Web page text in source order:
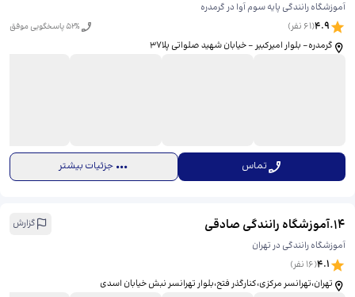
آموزشگاه رانندگی پایه سوم آوا در گرمدره
4.9
(
61 نفر) 52% پاسخگویی موفق
گرمدره- بلوار امیرکبیر - خیابان شهید صلواتی پلا37
تماس جزئیات بیشتر
14
.آموزشگاه رانندگی صادقی
گزارش
آموزشگاه رانندگی در تهران
4.1
(
16 نفر)
تهران،تهرانسر مرکزی،کنار‌گذر فتح،بلوار تهرانسر نبش خیابان اسدی